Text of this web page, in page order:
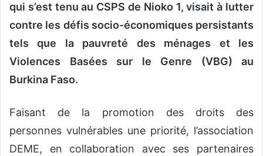
qui s’est tenu au CSPS de Nioko 1, visait à lutter
contre les défis socio-économiques persistants
tels que la pauvreté des ménages et les
Violences Basées sur le Genre (VBG) au
Burkina Faso.
Faisant de la promotion des droits des
personnes vulnérables une priorité, l’association
DEME, en collaboration avec ses partenaires